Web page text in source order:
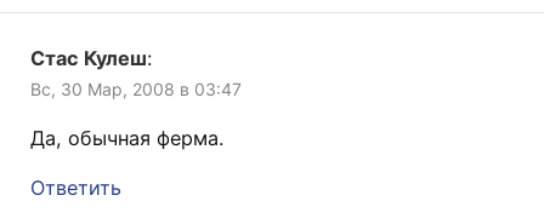
Стас Кулеш:
Вс, 30 Мар, 2008 в 03:47
Да, обычная ферма.
Ответить